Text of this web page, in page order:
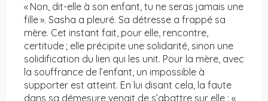
« Non, dit-elle à son enfant, tu ne seras jamais une
fille ». Sasha a pleuré. Sa détresse a frappé sa
mère. Cet instant fait, pour elle, rencontre,
certitude ; elle précipite une solidarité, sinon une
solidification du lien qui les unit. Pour la mère, avec
la souffrance de l’enfant, un impossible à
supporter est atteint. En lui disant cela, la faute
dans sa démesure venait de s’abattre sur elle : «